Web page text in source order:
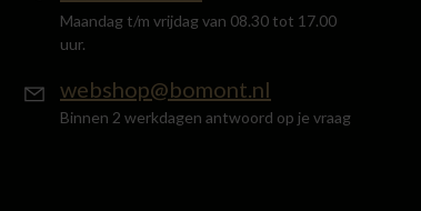
Maandag t/m vrijdag van 08.30 tot 17.00
uur.
webshop@bomont.nl
Binnen 2 werkdagen antwoord op je vraag